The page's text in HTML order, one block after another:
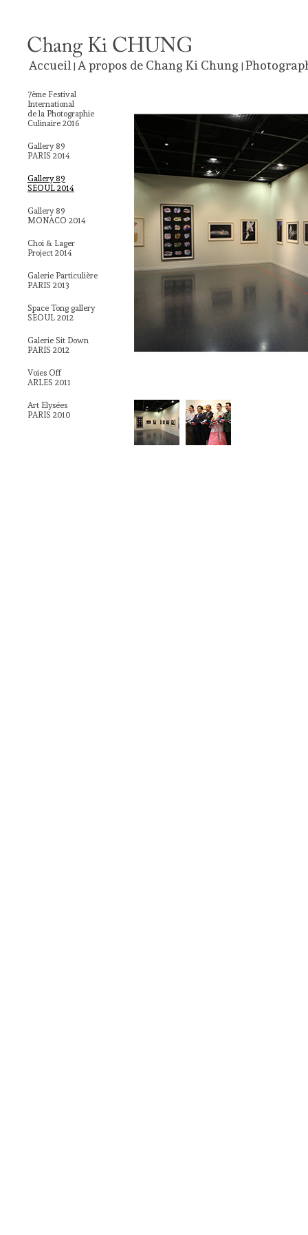
Accueil | A propos de Chang Ki Chung |
7ème Festival
International
de la Photographie
Culinaire 2016
Gallery 89
PARIS 2014
Gallery 89
SEOUL 2014
Gallery 89
MONACO 2014
Choi & Lager
Project 2014
Galerie Particulière
PARIS 2013
Space Tong gallery
SEOUL 2012
Galerie Sit Down
PARIS 2012
Voies Off
ARLES 2011
Art Elysées
PARIS 2010